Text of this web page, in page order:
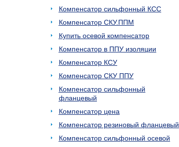
Компенсатор сильфонный КСС
Компенсатор СКУ.ППМ
Купить осевой компенсатор
Компенсатор в ППУ изоляции
Компенсатор КСУ
Компенсатор СКУ ППУ
Компенсатор сильфонный
фланцевый
Компенсатор цена
Компенсатор резиновый фланцевый
Компенсатор сильфонный осевой